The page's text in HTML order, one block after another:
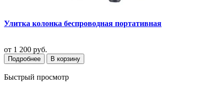
Улитка колонка беспроводная портативная
от 1 200 руб.
Подробнее В корзину
Быстрый просмотр